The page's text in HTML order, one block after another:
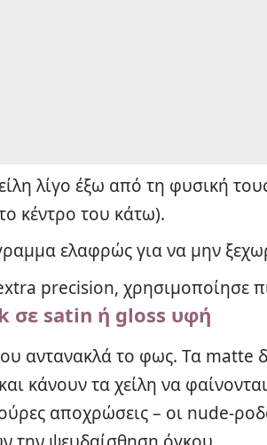
λίγο έξω από τη φυσική
κέντρο του κάτω).
ελαφρώς για να μην
precision, χρησιμοποίησε
σε satin ή gloss υφή
αντανακλά το φως. Τα matte
κάνουν τα χείλη να
αποχρώσεις – οι nude-